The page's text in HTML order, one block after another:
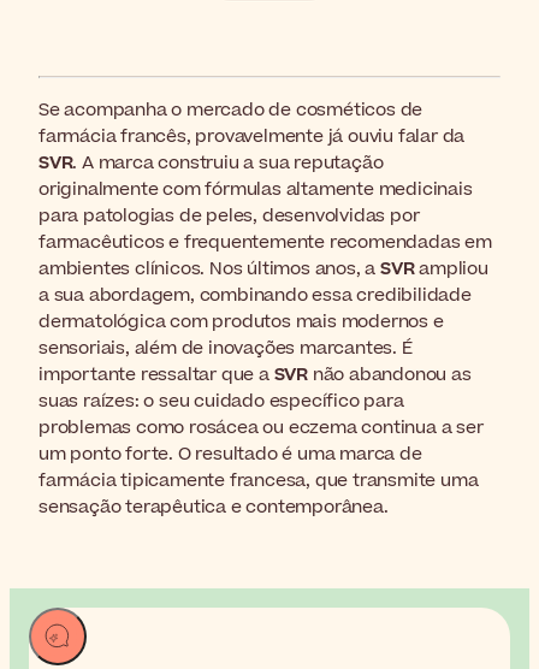
Se acompanha o mercado de cosméticos de
farmácia francês, provavelmente já ouviu falar da
SVR. A marca construiu a sua reputação
originalmente com fórmulas altamente medicinais
para patologias de peles, desenvolvidas por
farmacêuticos e frequentemente recomendadas em
ambientes clínicos. Nos últimos anos, aSVRampliou
a sua abordagem, combinando essa credibilidade
dermatológica com produtos mais modernos e
sensoriais, além de inovações marcantes. É
importante ressaltar que aSVR não abandonou as
suas raízes: o seu cuidado específico para
problemas como rosácea ou eczema continua a ser
um ponto forte. O resultado é uma marca de
farmácia tipicamente francesa, que transmite uma
sensação terapêutica e contemporânea.